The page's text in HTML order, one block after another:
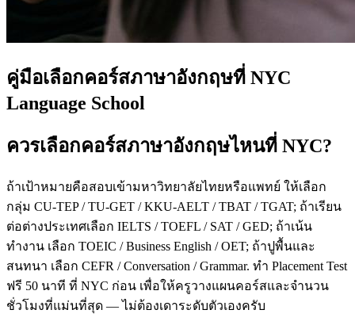
คู่มือเลือกคอร์สภาษาอังกฤษที่ NYC
Language School
ควรเลือกคอร์สภาษาอังกฤษไหนที่ NYC?
ถ้าเป้าหมายคือสอบเข้ามหาวิทยาลัยไทยหรือแพทย์ ให้เลือก
กลุ่ม CU-TEP / TU-GET / KKU-AELT / TBAT / TGAT; ถ้าเรียน
ต่อต่างประเทศเลือก IELTS / TOEFL / SAT / GED; ถ้าเน้น
ทำงาน เลือก TOEIC / Business English / OET; ถ้าปูพื้นและ
สนทนา เลือก CEFR / Conversation / Grammar. ทำ Placement Test
ฟรี 50 นาที ที่ NYC ก่อน เพื่อให้ครูวางแผนคอร์สและจำนวน
ชั่วโมงที่แม่นที่สุด — ไม่ต้องเดาระดับตัวเองครับ